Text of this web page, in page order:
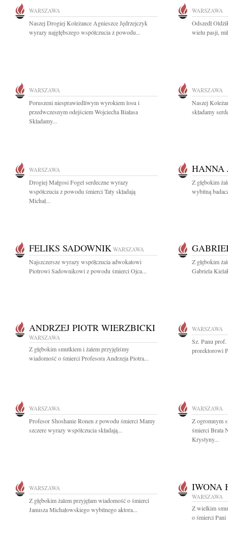
WARSZAWA
Naszej Drogiej Koleżance Agnieszce Jędrzejczyk
wyrazy najgłębszego współczucia z powodu...
WARSZAWA
Odszedł
wielu pasji,
WARSZAWA
Poruszeni niesprawiedliwym wyrokiem losu i
przedwczesnym odejściem Wojciecha Białasa
Składamy...
WARSZAWA
Naszej
składamy
WARSZAWA
Drogiej Małgosi Fogel serdeczne wyrazy
współczucia z powodu śmierci Taty składają
Michał...
HANNA
Z głębokim
wybitną
FELIKS SADOWNIK WARSZAWA
Najszczersze wyrazy współczucia adwokatowi
Piotrowi Sadownikowi z powodu śmierci Ojca...
Z głębokim
Gabriela
ANDRZEJ PIOTR WIERZBICKI
WARSZAWA
Z głębokim smutkiem i żalem przyjęliśmy
wiadomość o śmierci Profesora Andrzeja Piotra...
WARSZAWA
Sz. Panu
prorektorowi
WARSZAWA
Profesor Shoshanie Ronen z powodu śmierci Mamy
szczere wyrazy współczucia składają...
WARSZAWA
Z ogromnym
śmierci Brata
Krystyny...
WARSZAWA
Z głębokim żalem przyjęłam wiadomość o śmierci
Janusza Michałowskiego wybitnego aktora...
IWONA
WARSZAWA
Z wielkim
o śmierci